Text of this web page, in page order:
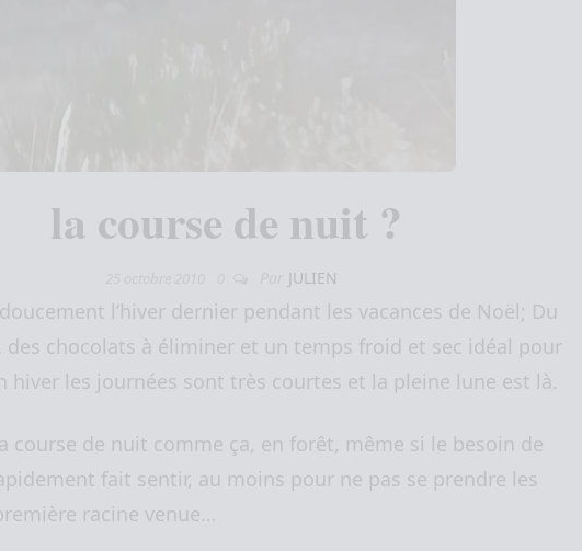
la course de nuit ?
JULIEN
l’hiver dernier pendant les vacances de Noël; Du
des chocolats à éliminer et un temps froid et sec idéal pour
hiver les journées sont très courtes et la pleine lune est là.
course de nuit comme ça, en forêt, même si le besoin de
fait sentir, au moins pour ne pas se prendre les
racine venue…